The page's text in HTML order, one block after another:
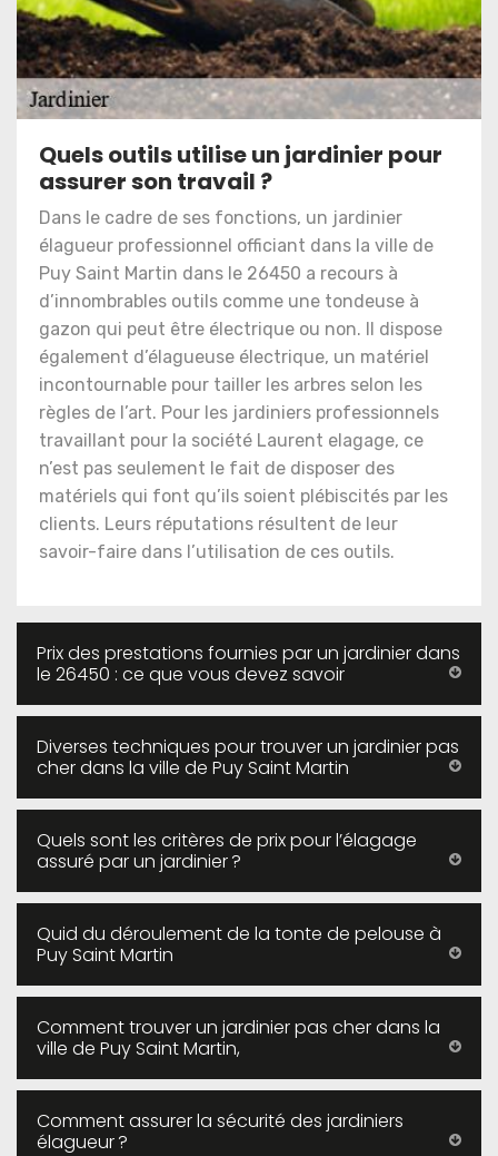
Quels outils utilise un jardinier pour
assurer son travail ?
Dans le cadre de ses fonctions, un jardinier
élagueur professionnel officiant dans la ville de
Puy Saint Martin dans le 26450 a recours à
d’innombrables outils comme une tondeuse à
gazon qui peut être électrique ou non. Il dispose
également d’élagueuse électrique, un matériel
incontournable pour tailler les arbres selon les
règles de l’art. Pour les jardiniers professionnels
travaillant pour la société Laurent elagage, ce
n’est pas seulement le fait de disposer des
matériels qui font qu’ils soient plébiscités par les
clients. Leurs réputations résultent de leur
savoir-faire dans l’utilisation de ces outils.
Prix des prestations fournies par un jardinier dans
le 26450 : ce que vous devez savoir
Diverses techniques pour trouver un jardinier pas
cher dans la ville de Puy Saint Martin
Quels sont les critères de prix pour l’élagage
assuré par un jardinier ?
Quid du déroulement de la tonte de pelouse à
Puy Saint Martin
Comment trouver un jardinier pas cher dans la
ville de Puy Saint Martin,
Comment assurer la sécurité des jardiniers
élagueur ?